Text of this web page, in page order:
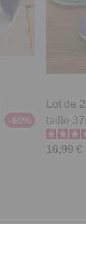
-60%
Lot de
taille
16,99 €